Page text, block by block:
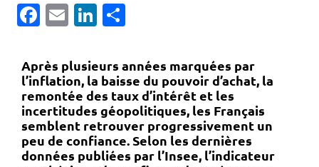
Facebook
EmailLinkedIn
Après plusieurs années marquées par
l’inflation, la baisse du pouvoir d’achat, la
remontée des taux d’intérêt et les
incertitudes géopolitiques, les Français
semblent retrouver progressivement un
peu de confiance. Selon les dernières
données publiées par l’Insee, l’indicateur